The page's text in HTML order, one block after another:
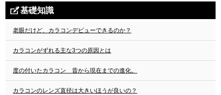
基礎知識
老眼だけど、カラコンデビューできるのか？
カラコンがずれる主な3つの原因とは
度の付いたカラコン 昔から現在までの進化。
カラコンのレンズ直径は大きいほうが良いの？